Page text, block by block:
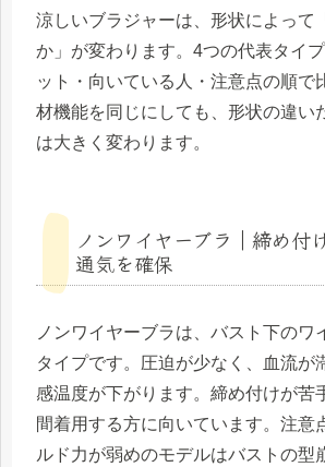
涼しいブラジャーは、形状によって
か」が変わります。4つの代表タイ
ット・向いている人・注意点の順で
材機能を同じにしても、形状の違い
は大きく変わります。
ノンワイヤーブラ｜締め付
通気を確保
ノンワイヤーブラは、バスト下のワ
タイプです。圧迫が少なく、血流が
感温度が下がります。締め付けが苦
間着用する方に向いています。注意
ルド力が弱めのモデルはバストの型